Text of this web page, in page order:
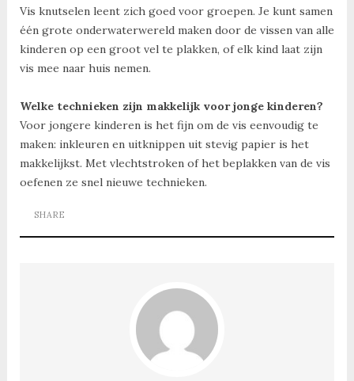
Vis knutselen leent zich goed voor groepen. Je kunt samen
één grote onderwaterwereld maken door de vissen van alle
kinderen op een groot vel te plakken, of elk kind laat zijn
vis mee naar huis nemen.
Welke technieken zijn makkelijk voor jonge kinderen?
Voor jongere kinderen is het fijn om de vis eenvoudig te
maken: inkleuren en uitknippen uit stevig papier is het
makkelijkst. Met vlechtstroken of het beplakken van de vis
oefenen ze snel nieuwe technieken.
SHARE